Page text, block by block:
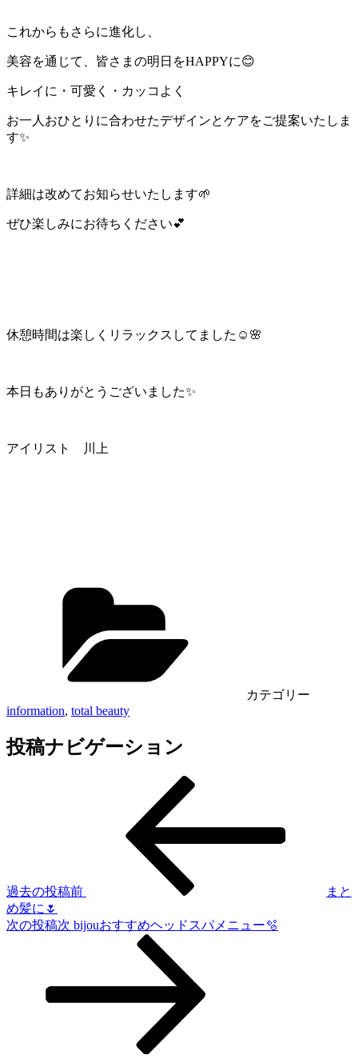
これからもさらに進化し、
美容を通じて、皆さまの明日をHAPPYに😊
キレイに・可愛く・カッコよく
お一人おひとりに合わせたデザインとケアをご提案いたしま
す✨
詳細は改めてお知らせいたします🌱
ぜひ楽しみにお待ちください💕
休憩時間は楽しくリラックスしてました☺️🌸
本日もありがとうございました✨
アイリスト 川上
カテゴリー
information, total beauty
投稿ナビゲーション
過去の投稿前
まと
め髪に🌷
次の投稿次 bijouおすすめヘッドスパメニュー🫧